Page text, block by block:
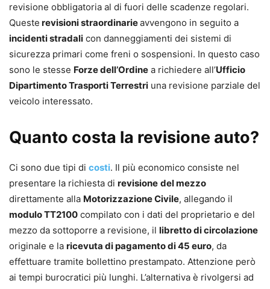
revisione obbligatoria al di fuori delle scadenze regolari.
Queste revisioni straordinarieavvengono in seguito a
incidenti stradali con danneggiamenti dei sistemi di
sicurezza primari come freni o sospensioni. In questo caso
sono le stesse Forze dell’Ordine a richiedere all’Ufficio
Dipartimento Trasporti Terrestri una revisione parziale del
veicolo interessato.
Quanto costa la revisione auto?
Ci sono due tipi di costi. Il più economico consiste nel
presentare la richiesta di revisione del mezzo
direttamente alla Motorizzazione Civile, allegando il
modulo TT2100 compilato con i dati del proprietario e del
mezzo da sottoporre a revisione, il libretto di circolazione
originale e la ricevuta di pagamento di 45 euro, da
effettuare tramite bollettino prestampato. Attenzione però
ai tempi burocratici più lunghi. L’alternativa è rivolgersi ad